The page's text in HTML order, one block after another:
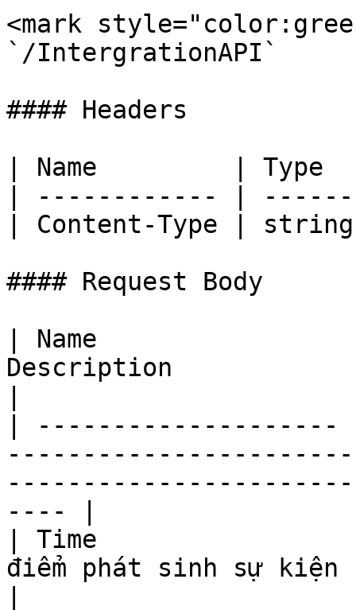
<mark
`/IntergrationAPI`
#### Headers
| Name         | Type
| ------------ |
| Content-Type |
#### Request Body
| Name
Description
|
---- |
| Time
điểm phát sinh sự kiện